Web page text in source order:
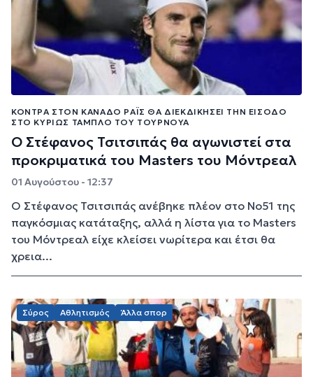
ΚΌΝΤΡΑ ΣΤΟΝ ΚΑΝΑΔΌ ΡΆΙΣ ΘΑ ΔΙΕΚΔΙΚΉΣΕΙ ΤΗΝ ΕΊΣΟΔΟ
ΣΤΟ ΚΥΡΊΩΣ ΤΑΜΠΛΌ ΤΟΥ ΤΟΥΡΝΟΥΆ
Ο Στέφανος Τσιτσιπάς θα αγωνιστεί στα
προκριματικά του Masters του Μόντρεαλ
01 Αυγούστου - 12:37
Ο Στέφανος Τσιτσιπάς ανέβηκε πλέον στο Νο51 της
παγκόσμιας κατάταξης, αλλά η λίστα για το Masters
του Μόντρεαλ είχε κλείσει νωρίτερα και έτσι θα
χρεια...
Σύρος Αθλητισμός Άλλα σπορ